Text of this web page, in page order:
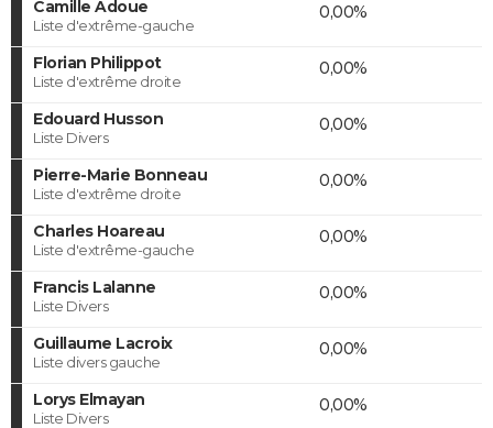
Camille Adoue
Liste d'extrême-gauche
0,00%
Florian Philippot
Liste d'extrême droite
0,00%
Edouard Husson
Liste Divers
0,00%
Pierre-Marie Bonneau
Liste d'extrême droite
0,00%
Charles Hoareau
Liste d'extrême-gauche
0,00%
Francis Lalanne
Liste Divers
0,00%
Guillaume Lacroix
Liste divers gauche
0,00%
Lorys Elmayan
Liste Divers
0,00%